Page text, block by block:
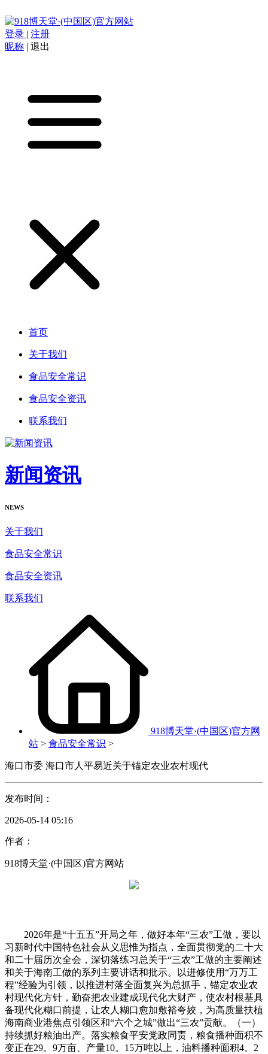
登录 | 注册
昵称 | 退出
首页
关于我们
食品安全常识
食品安全资讯
联系我们
新闻资讯
NEWS
关于我们
食品安全常识
食品安全资讯
联系我们
918博天堂·(中国区)官方网
站 > 食品安全常识 >
海口市委 海口市人平易近关于锚定农业农村现代
发布时间：
2026-05-14 05:16
作者：
918博天堂·(中国区)官方网站
2026年是“十五五”开局之年，做好本年“三农”工做，要以
习新时代中国特色社会从义思惟为指点，全面贯彻党的二十大
和二十届历次全会，深切落练习总关于“三农”工做的主要阐述
和关于海南工做的系列主要讲话和批示。以进修使用“万万工
程”经验为引领，以推进村落全面复兴为总抓手，锚定农业农
村现代化方针，勤奋把农业建成现代化大财产，使农村根基具
备现代化糊口前提，让农人糊口愈加敷裕夸姣，为高质量扶植
海南商业港焦点引领区和“六个之城”做出“三农”贡献。（一）
持续抓好粮油出产。落实粮食平安党政同责，粮食播种面积不
变正在29。9万亩、产量10。15万吨以上，油料播种面积4。2